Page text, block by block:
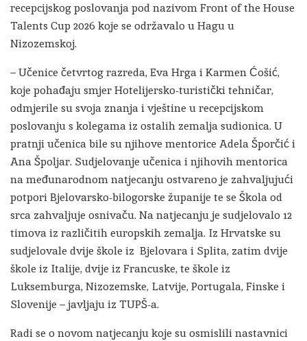
recepcijskog poslovanja pod nazivom Front of the House
Talents Cup 2026 koje se održavalo u Hagu u
Nizozemskoj.
– Učenice četvrtog razreda, Eva Hrga i Karmen Ćošić,
koje pohađaju smjer Hotelijersko-turistički tehničar,
odmjerile su svoja znanja i vještine u recepcijskom
poslovanju s kolegama iz ostalih zemalja sudionica. U
pratnji učenica bile su njihove mentorice Adela Šporčić i
Ana Špoljar. Sudjelovanje učenica i njihovih mentorica
na međunarodnom natjecanju ostvareno je zahvaljujući
potpori Bjelovarsko-bilogorske županije te se Škola od
srca zahvaljuje osnivaču. Na natjecanju je sudjelovalo 12
timova iz različitih europskih zemalja. Iz Hrvatske su
sudjelovale dvije škole iz Bjelovara i Splita, zatim dvije
škole iz Italije, dvije iz Francuske, te škole iz
Luksemburga, Nizozemske, Latvije, Portugala, Finske i
Slovenije – javljaju iz TUPŠ-a.
Radi se o novom natjecanju koje su osmislili nastavnici